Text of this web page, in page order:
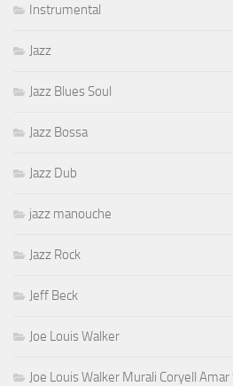
Instrumental
Jazz
Jazz Blues Soul
Jazz Bossa
Jazz Dub
jazz manouche
Jazz Rock
Jeff Beck
Joe Louis Walker
Joe Louis Walker Murali Coryell Amar